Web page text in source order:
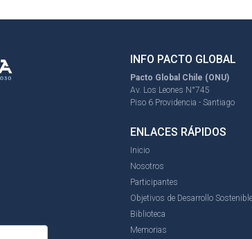
INFO PACTO GLOBAL
Pacto Global Chile (ONU)
Av. Los Leones N°745
Piso 6 Providencia - Santiago
ENLACES RÁPIDOS
Inicio
Nosotros
Participantes
Objetivos de Desarrollo Sostenible
Biblioteca
Memorias